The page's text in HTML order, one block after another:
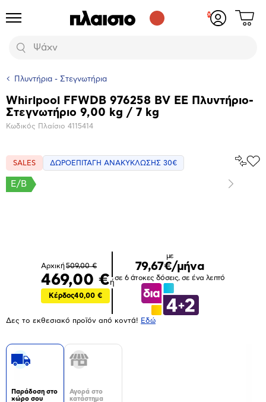
Προϊόντα
Αναζήτηση
Δες
Πλυντήρια - Στεγνωτήρια
Βασικά
χαρακτηριστικά
Whirlpool FFWDB 976258 BV EE Πλυντήριο-
Στεγνωτήριο 9,00 kg / 7 kg
Κωδικός Πλαίσιο 4115414
SALES ΔΩΡΟΕΠΙΤΑΓΗ ΑΝΑΚΥΚΛΩΣΗΣ 30€
Επόμενο
E/B
Αρχική509,00 €
469,00 €
Κέρδος40,00 €
ή
με
79,67€/μήνα
σε 6 άτοκες δόσεις, σε ένα λεπτό
Δες το εκθεσιακό προϊόν από κοντά! Eδώ
Παράδοση στο
χώρο σου
Αγορά στο
κατάστημα